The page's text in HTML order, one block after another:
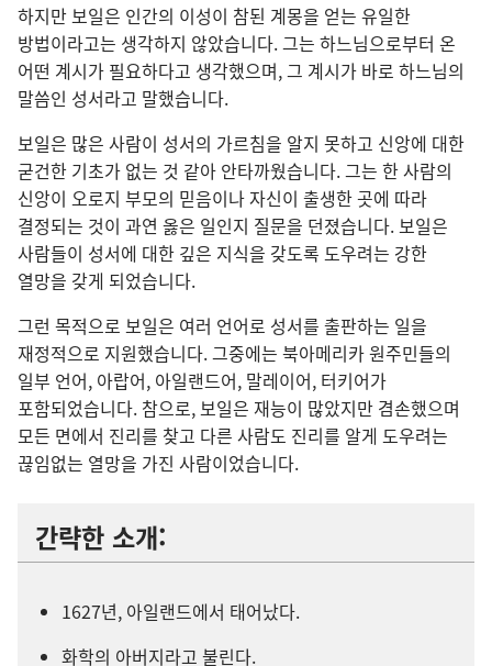
하지만 보일은 인간의 이성이 참된 계몽을 얻는 유일한
방법이라고는 생각하지 않았습니다. 그는 하느님으로부터 온
어떤 계시가 필요하다고 생각했으며, 그 계시가 바로 하느님의
말씀인 성서라고 말했습니다.
보일은 많은 사람이 성서의 가르침을 알지 못하고 신앙에 대한
굳건한 기초가 없는 것 같아 안타까웠습니다. 그는 한 사람의
신앙이 오로지 부모의 믿음이나 자신이 출생한 곳에 따라
결정되는 것이 과연 옳은 일인지 질문을 던졌습니다. 보일은
사람들이 성서에 대한 깊은 지식을 갖도록 도우려는 강한
열망을 갖게 되었습니다.
그런 목적으로 보일은 여러 언어로 성서를 출판하는 일을
재정적으로 지원했습니다. 그중에는 북아메리카 원주민들의
일부 언어, 아랍어, 아일랜드어, 말레이어, 터키어가
포함되었습니다. 참으로, 보일은 재능이 많았지만 겸손했으며
모든 면에서 진리를 찾고 다른 사람도 진리를 알게 도우려는
끊임없는 열망을 가진 사람이었습니다.
간략한 소개:
1627년, 아일랜드에서 태어났다.
화학의 아버지라고 불린다.